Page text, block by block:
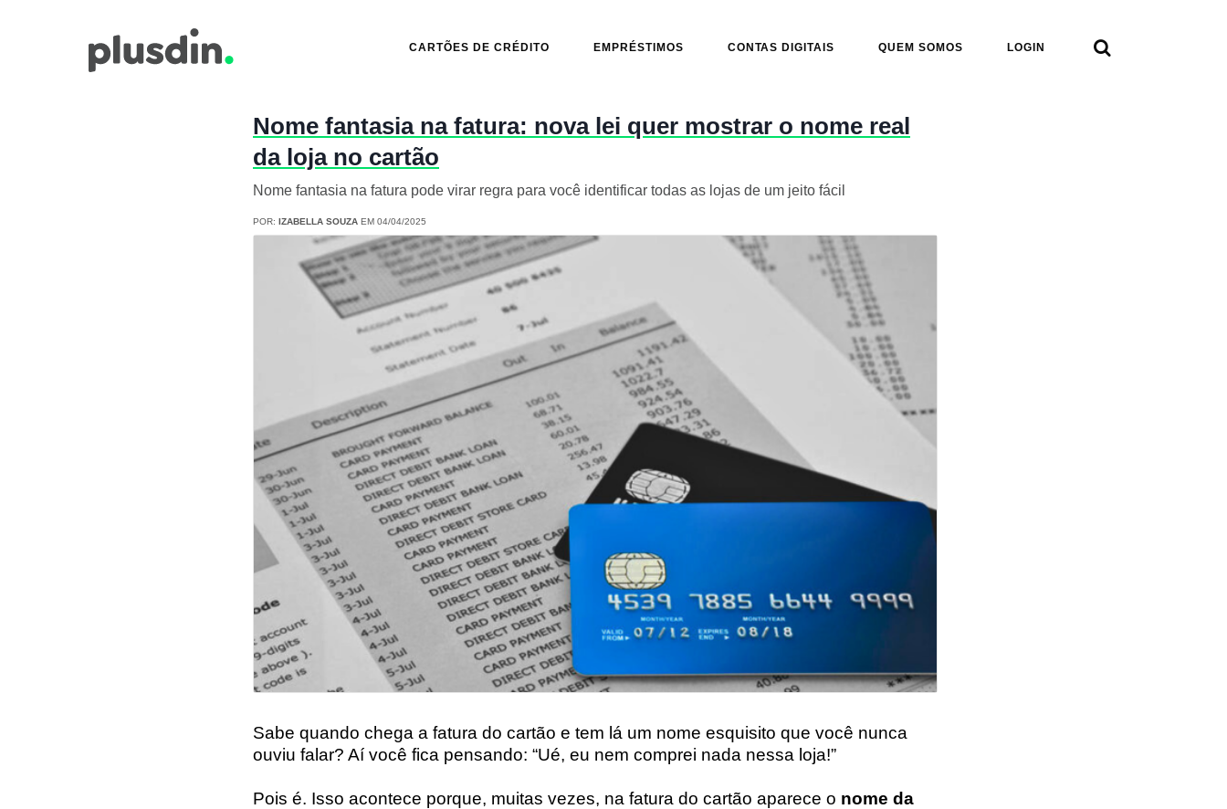
CARTÕES DE CRÉDITO EMPRÉSTIMOS CONTAS DIGITAIS QUEM SOMOS LOGIN 
Nome fantasia na fatura: nova lei quer mostrar o nome real
da loja no cartão
Nome fantasia na fatura pode virar regra para você identificar todas as lojas de um jeito fácil
POR: IZABELLA SOUZA EM 04/04/2025
Sabe quando chega a fatura do cartão e tem lá um nome esquisito que você nunca
ouviu falar? Aí você fica pensando: “Ué, eu nem comprei nada nessa loja!”
Pois é. Isso acontece porque, muitas vezes, na fatura do cartão aparece o nome da